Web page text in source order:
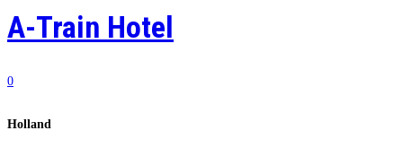
A-Train Hotel
0
Holland